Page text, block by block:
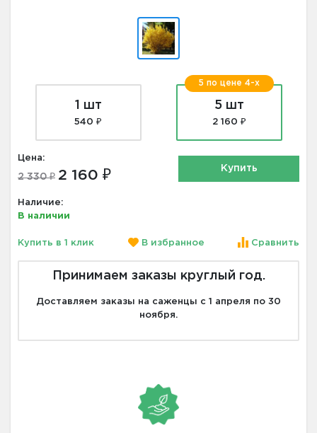
1 шт
540 ₽
5 по цене 4-х
5 шт
2 160 ₽
Цена:
2 330 ₽ 2 160 ₽
Наличие:
В наличии
Купить
Купить в 1 клик В избранное Сравнить
Принимаем заказы круглый год.
Доставляем заказы на саженцы с 1 апреля по 30
ноября.